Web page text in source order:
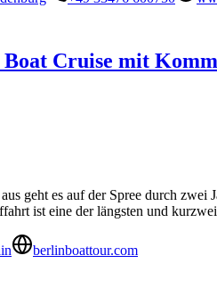
Cruise mit
geht es auf der Spree durch zwei
ist eine der längsten und
berlinboattour.com